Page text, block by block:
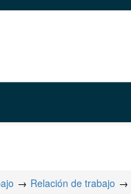
Relación de trabajo